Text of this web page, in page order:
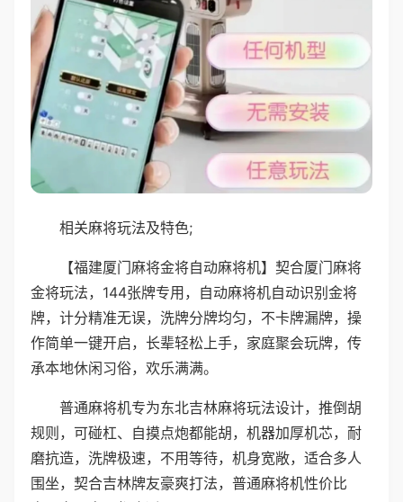
相关麻将玩法及特色;
【福建厦门麻将金将自动麻将机】契合厦门麻将
金将玩法，144张牌专用，自动麻将机自动识别金将
牌，计分精准无误，洗牌分牌均匀，不卡牌漏牌，操
作简单一键开启，长辈轻松上手，家庭聚会玩牌，传
承本地休闲习俗，欢乐满满。
普通麻将机专为东北吉林麻将玩法设计，推倒胡
规则，可碰杠、自摸点炮都能胡，机器加厚机芯，耐
磨抗造，洗牌极速，不用等待，机身宽敞，适合多人
围坐，契合吉林牌友豪爽打法，普通麻将机性价比